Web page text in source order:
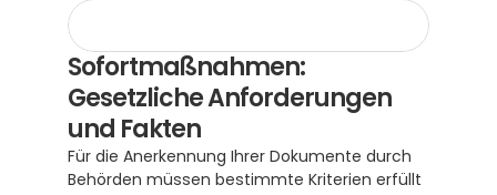
Sofortmaßnahmen:
Gesetzliche Anforderungen
und Fakten
Für die Anerkennung Ihrer Dokumente durch
Behörden müssen bestimmte Kriterien erfüllt